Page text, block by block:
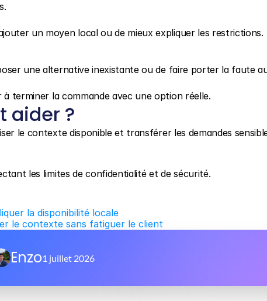
un moyen local ou de mieux expliquer les restrictions.
une alternative inexistante ou de faire porter la faute
terminer la commande avec une option réelle.
aider ?
le contexte disponible et transférer les demandes
les limites de confidentialité et de sécurité.
la disponibilité locale
le contexte sans fatiguer le client
Enzo1 juillet 2026